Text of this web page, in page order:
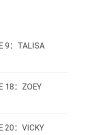
9：TALISA
18：ZOEY
20：VICKY